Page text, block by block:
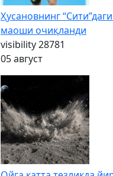
Ҳусановнинг
маоши очиқланди
visibility28781
05 август